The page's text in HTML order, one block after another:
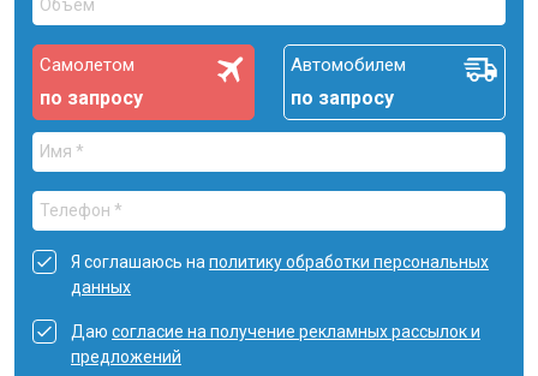
Самолетом
по запросу
Автомобилем
по запросу
Я соглашаюсь на политику обработки персональных
данных
Даю согласие на получение рекламных рассылок и
предложений